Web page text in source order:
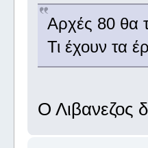
Αρχές 80 θα
Τι έχουν τα
Ο Λιβανεζος